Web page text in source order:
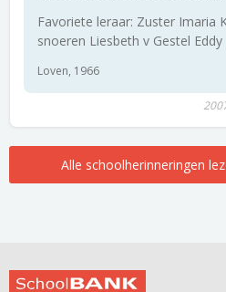
Favoriete leraar: Zuster Imaria
snoeren Liesbeth v Gestel
Loven, 1966
Alle schoolherinneringen